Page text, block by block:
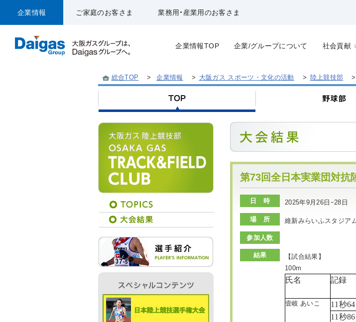
企業情報 ご家庭のお客さま 業務用・産業用のお客さま
企業情報TOP 企業/グループについて 社会貢献
総合TOP > 企業情報 > 大阪ガス スポーツ・文化の活動 > 陸上競技部 >
第73回全日本実業団対抗
日 時 2025年9月26日ｰ28日
場 所 維新みらいふスタジア
参加人数
結果
【試合結果】
100m
氏名 記録
壹岐 あいこ 11秒64
11秒86